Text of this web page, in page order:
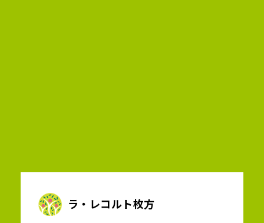
ラ・レコルト枚方